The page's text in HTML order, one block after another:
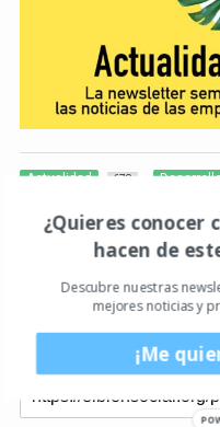
Actualidad 678
Descubriendo la Sostenibilidad
Entrevistas sostenibles 136
Inversión y Finanzas
¿Quieres conocer
hacen de
Descubre nuestras
mejores noticias y
¡Me